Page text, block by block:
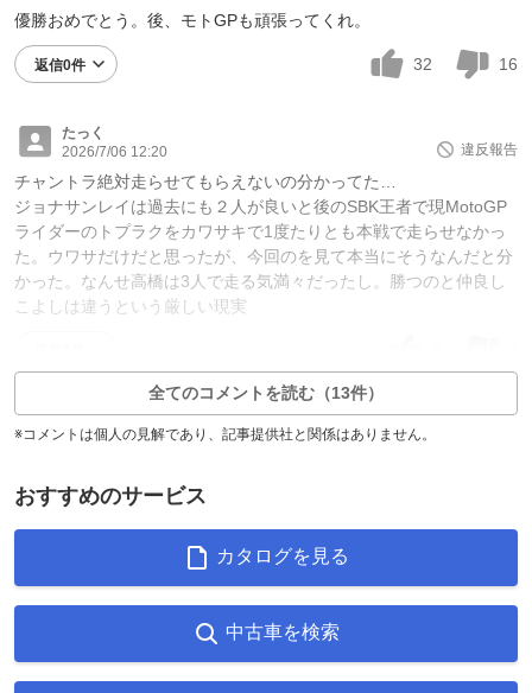
優勝おめでとう。後、モトGPも頑張ってくれ。
返信0件 32 16
たっく
2026/7/06 12:20
違反報告
チャントラ絶対走らせてもらえないの分かってた…
ジョナサンレイは過去にも２人が良いと後のSBK王者で現MotoGP
ライダーのトプラクをカワサキで1度たりとも本戦で走らせなかっ
た。ウワサだけだと思ったが、今回のを見て本当にそうなんだと分
かった。なんせ高橋は3人で走る気満々だったし。勝つのと仲良し
こよしは違うという厳しい現実
全てのコメントを読む（13件）
※コメントは個人の見解であり、記事提供社と関係はありません。
おすすめのサービス
カタログを見る
中古車を検索